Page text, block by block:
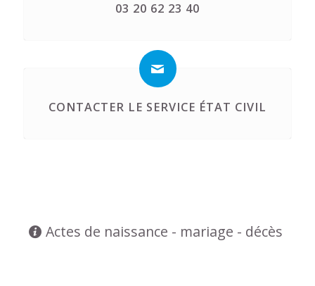
03 20 62 23 40
CONTACTER LE SERVICE ÉTAT CIVIL
Actes de naissance - mariage - décès